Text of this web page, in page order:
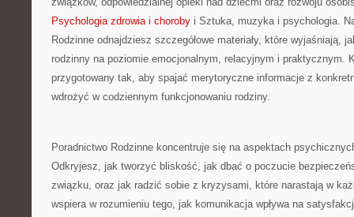
Psychologia zdrowia i choroby i Sztuka, muzyka i psychologia.
Rodzinne odnajdziesz szczegółowe materiały, które wyjaśniają,
rodzinny na poziomie emocjonalnym, relacyjnym i praktycznym.
przygotowany tak, aby spajać merytoryczne informacje z
wdrożyć w codziennym funkcjonowaniu rodziny.
Poradnictwo Rodzinne koncentruje się na aspektach
Odkryjesz, jak tworzyć bliskość, jak dbać o poczucie
związku, oraz jak radzić sobie z kryzysami, które narastają w
wspiera w rozumieniu tego, jak komunikacja wpływa na